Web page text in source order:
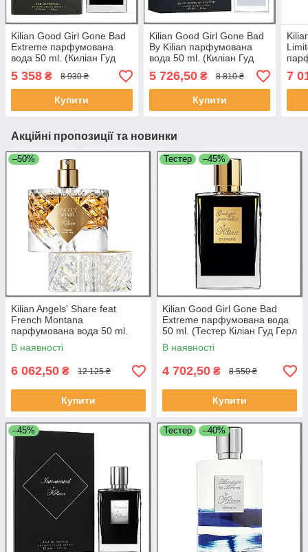
Kilian Good Girl Gone Bad
Extreme парфумована
вода 50 ml. (Киліан Гуд
Герл Гоне Бед Бай
Екстрим)
5 358 ₴ 8 930 ₴
Купити
Kilian Good Girl Gone Bad
By Kilian парфумована
вода 50 ml. (Киліан Гуд
Герл Гоне Бед Бай Кіліан)
5 726,50₴ 8 810 ₴
Купити
Бай
7
Акційні пропозиції та новинки
–50%
Kilian Angels' Share feat
French Montana
парфумована вода 50 ml.
(Киліан Дола Ангелів
Французька Монтана)
В наявності
6 062,50 ₴ 12 125 ₴
Купити
Тестер –45%
Kilian Good Girl Gone Bad
Extreme парфумована вода
50 ml. (Тестер Кіліан Гуд Герл
Гоне Бед Бай Екстрим)
В наявності
4 702,50 ₴ 8 550 ₴
Купити
–45% Тестер –40%